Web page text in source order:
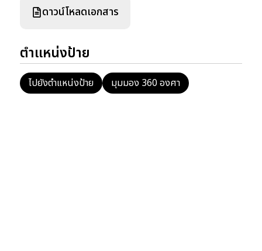
ดาวน์โหลดเอกสาร
ตำแหน่งป้าย
ไปยังตำแหน่งป้าย มุมมอง 360 องศา